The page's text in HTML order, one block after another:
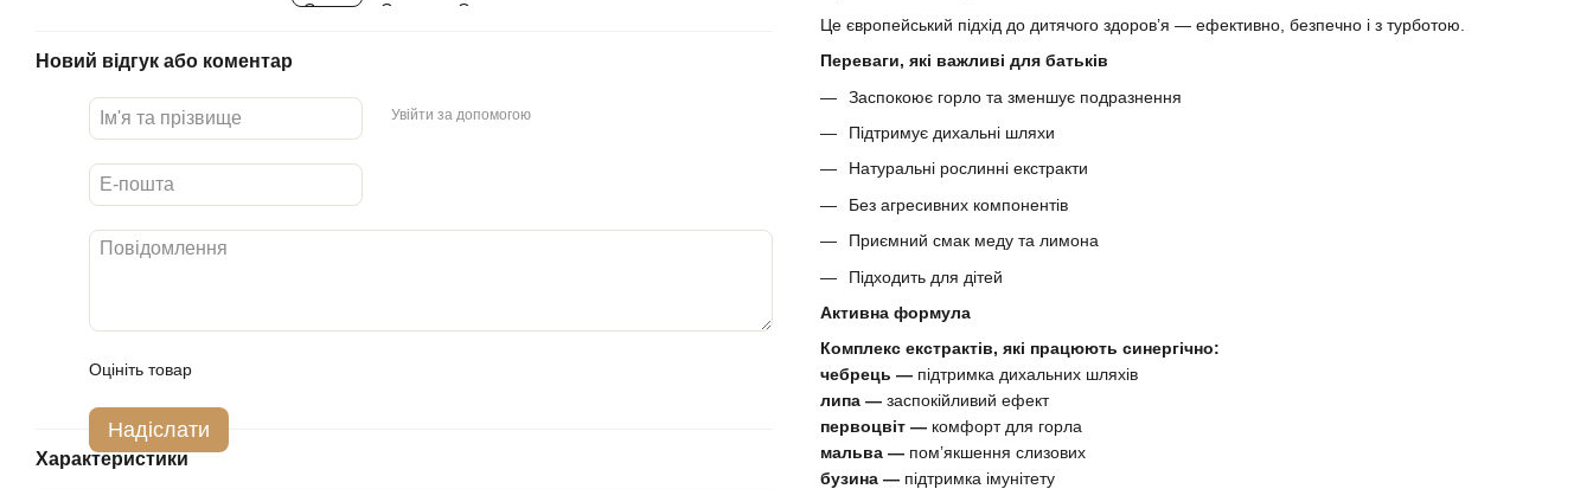
Новий відгук або коментар
Увійти за допомогою
Оцініть товар
Надіслати
Характеристики
Це європейський підхід до дитячого здоров’я — ефективно, безпечно і з турботою.
Переваги, які важливі для батьків
Заспокоює горло та зменшує подразнення
Підтримує дихальні шляхи
Натуральні рослинні екстракти
Без агресивних компонентів
Приємний смак меду та лимона
Підходить для дітей
Активна формула
Комплекс екстрактів, які працюють синергічно:
чебрець — підтримка дихальних шляхів
липа — заспокійливий ефект
первоцвіт — комфорт для горла
мальва — пом’якшення слизових
бузина — підтримка імунітету